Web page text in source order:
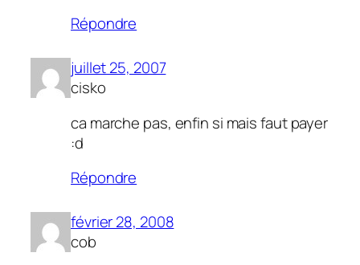
Répondre
juillet 25, 2007
cisko
ca marche pas, enfin si mais faut payer
:d
Répondre
février 28, 2008
cob